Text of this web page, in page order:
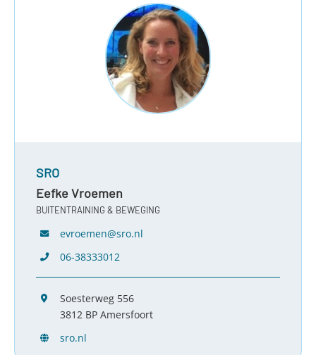
SRO
Eefke Vroemen
BUITENTRAINING & BEWEGING
evroemen@sro.nl
06-38333012
Soesterweg 556
3812 BP Amersfoort
sro.nl